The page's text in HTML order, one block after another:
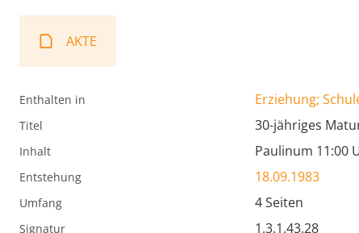
AKTE
Enthalten in Erziehung;
Titel 30-jähriges
Inhalt Paulinum 11:00
Entstehung 18.09.1983
Umfang 4 Seiten
Signatur 1.3.1.43.28